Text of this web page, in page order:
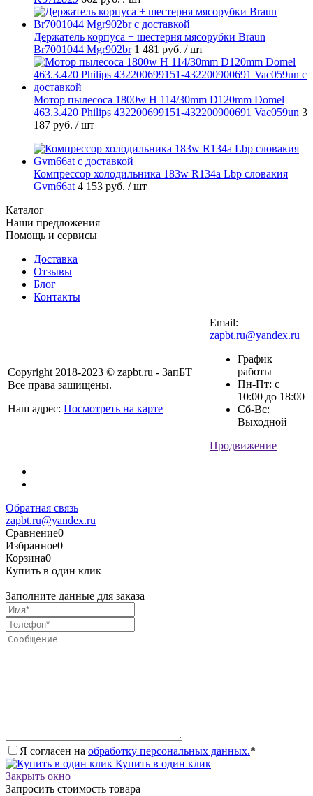
Держатель корпуса + шестерня мясорубки Braun
Br7001044 Mgr902br 1 481 руб. / шт
Мотор пылесоса 1800w H 114/30mm D120mm Domel
463.3.420 Philips 432200699151-432200900691 Vac059un 3
187 руб. / шт
Компрессор холодильника 183w R134a Lbp словакия
Gvm66at 4 153 руб. / шт
Каталог
Наши предложения
Помощь и сервисы
Доставка
Отзывы
Блог
Контакты
Copyright 2018-2023 © zapbt.ru - ЗапБТ
Все права защищены.
Наш адрес: Посмотреть на карте
Email:
zapbt.ru@yandex.ru
График
работы
Пн-Пт: с
10:00 до 18:00
Сб-Вс:
Выходной
Продвижение
Обратная связь
zapbt.ru@yandex.ru
Сравнение0
Избранное0
Корзина0
Купить в один клик
Заполните данные для заказа
Я согласен на обработку персональных данных.*
Купить в один клик
Закрыть окно
Запросить стоимость товара